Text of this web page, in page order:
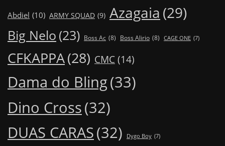
Abdiel (10) ARMY SQUAD (9) Azagaia (29)
Big Nelo (23) Boss Ac (8) Boss Alirio (8) CAGE ONE (7)
CFKAPPA(28) CMC (14)
Dama do Bling(33)
Dino Cross(32)
DUAS CARAS(32) Dygo Boy (7)